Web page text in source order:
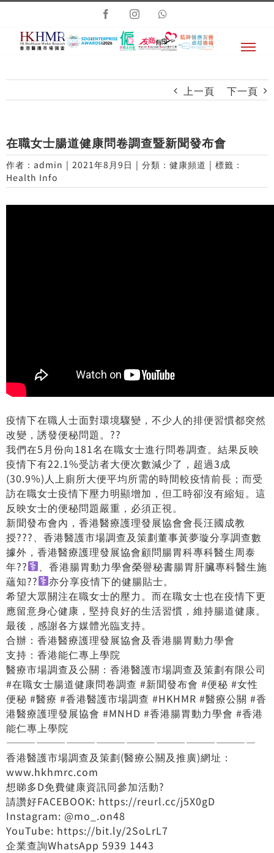
Skip
content
FacebookInstagram
上一頁 下一頁
在職女士腸道健康問卷調查暨新聞發布會
作者： admin | 2021年8月9日 | 分類： 健康頻道 | 標籤：
Health Info
疫情下在職人士面對環境驟變，不少人的排便習慣都突然
改變，誘發便秘問題。??
我們在5月份向181名在職女士進行問卷調查。結果反映
疫情下有22.1%受訪者大便次數減少了，超過3成
(30.9%)人上廁所大便平均所需的時間較疫情前長；而受
訪在職女士疫情下壓力明顯增加，但工時卻沒有縮短。這
反映女士的便秘問題嚴重，必須正視。
新聞發布會內，香港醫療護理發展協會會長汪國成教
授??‍?、香港醫護市場調查及策劃董事黃夢璇分享調查數
據外，香港醫療護理發展協會顧問腸胃科專科醫生周泰
年??‍
、香港腸胃動力學會榮譽秘書腸胃肝臟專科醫生施
蘊知??‍
亦分享疫情下的健腸貼士。
希望大眾關注在職女士的壓力。而在職女士也在疫情下更
應留意身心健康，堅持良好的生活習慣，維持腸道健康。
最後，感謝各方媒體光臨支持。
合辦：香港醫療護理發展協會及香港腸胃動力學會
支持：香港能仁專上學院
醫療市場調查及公關：香港醫護市場調查及策劃有限公司
#在職女士腸道健康問卷調查 #新聞發布會 #便秘 #女性
便秘 #醫療 #香港醫護市場調查 #HKHMR #醫療公關 #香
港醫療護理發展協會 #MNHD #香港腸胃動力學會 #香港
能仁專上學院
—————————————————————————
香港醫護市場調查及策劃(醫療公關及推廣)網址：
www.hkhmrc.com
想睇多D免費健康資訊同參加活動?
請讚好FACEBOOK: https://reurl.cc/j5X0gD
Instagram: @mo_.on48
YouTube: https://bit.ly/2SoLrL7
企業查詢WhatsApp 5939 1443